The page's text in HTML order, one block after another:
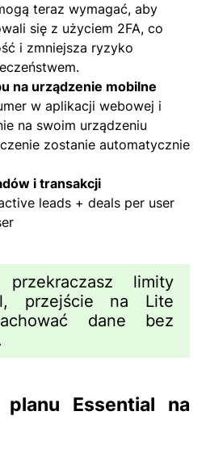
teraz wymagać, aby
się z użyciem 2FA, co
i zmniejsza ryzyko
na urządzenie mobilne
w aplikacji webowej i
na swoim urządzeniu
zostanie automatycznie
i transakcji
leads + deals per user
limity
przejście na Lite
dane bez
Essential na